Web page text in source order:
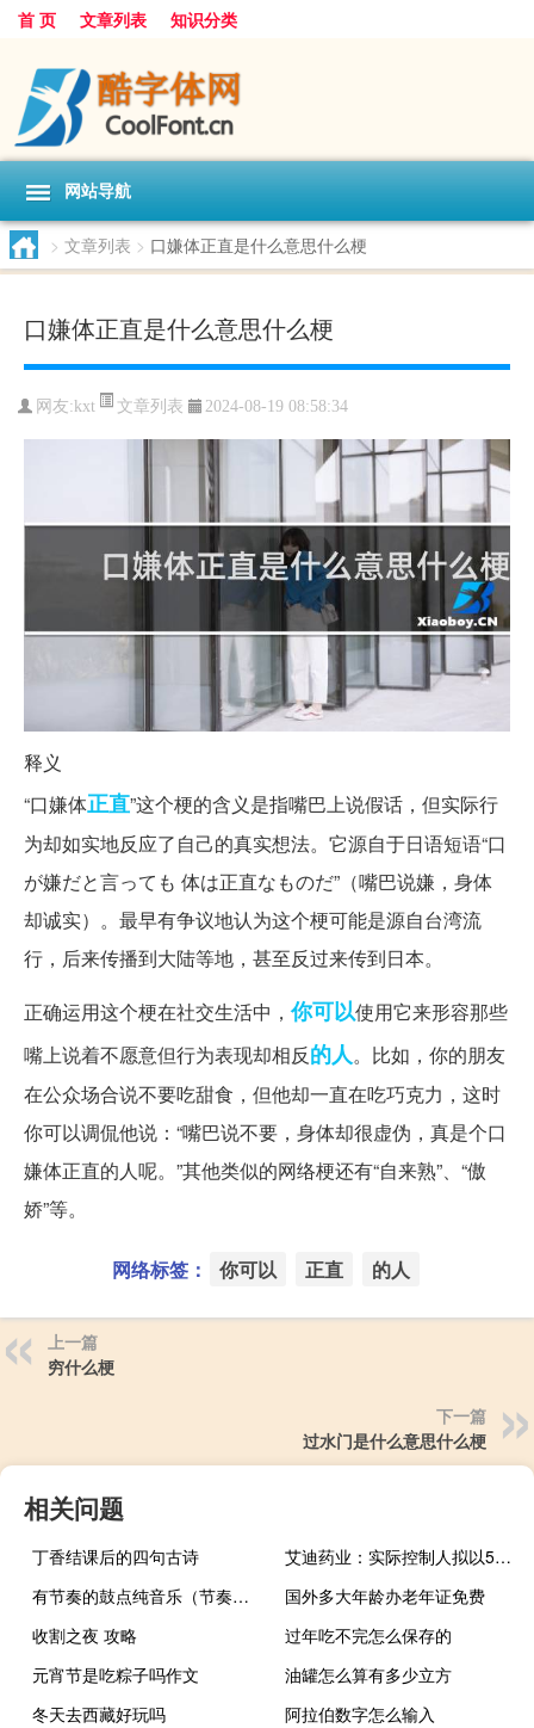
首 页 文章列表 知识分类
网站导航
> 文章列表 > 口嫌体正直是什么意思什么梗
口嫌体正直是什么意思什么梗
网友: kxt 文章列表 2024-08-19 08:58:34
释义
“口嫌体正直”这个梗的含义是指嘴巴上说假话，但实际行
为却如实地反应了自己的真实想法。它源自于日语短语“口
が嫌だと言っても 体は正直なものだ”（嘴巴说嫌，身体
却诚实）。最早有争议地认为这个梗可能是源自台湾流
行，后来传播到大陆等地，甚至反过来传到日本。
正确运用这个梗在社交生活中，你可以使用它来形容那些
嘴上说着不愿意但行为表现却相反的人。比如，你的朋友
在公众场合说不要吃甜食，但他却一直在吃巧克力，这时
你可以调侃他说：“嘴巴说不要，身体却很虚伪，真是个口
嫌体正直的人呢。”其他类似的网络梗还有“自来熟”、“傲
娇”等。
网络标签： 你可以 正直 的人
上一篇
穷什么梗
下一篇
过水门是什么意思什么梗
相关问题
丁香结课后的四句古诗
艾迪药业：实际控制人拟以500万元-10000万元增持股份
有节奏的鼓点纯音乐（节奏感强的鼓点纯音乐）
国外多大年龄办老年证免费
收割之夜 攻略
过年吃不完怎么保存的
元宵节是吃粽子吗作文
油罐怎么算有多少立方
冬天去西藏好玩吗
阿拉伯数字怎么输入